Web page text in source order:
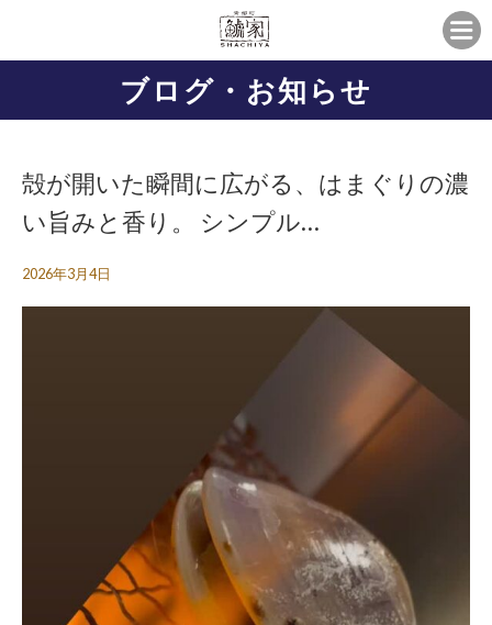
ブログ・お知らせ
殻が開いた瞬間に広がる、はまぐりの濃
い旨みと香り。 シンプル…
2026年3月4日